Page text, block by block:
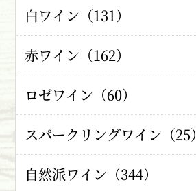
白ワイン（131）
赤ワイン（162）
ロゼワイン（60）
スパークリングワイン（25）
自然派ワイン（344）